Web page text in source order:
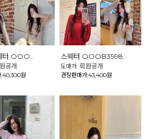
터 OOO..
공개
:40,300원
스웨터 OOOB3598..
도매가:회원공개
권장판매가:43,400원